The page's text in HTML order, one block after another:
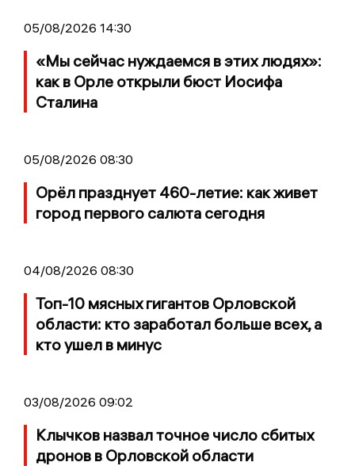
05/08/2026 14:30
«Мы сейчас нуждаемся в этих людях»:
как в Орле открыли бюст Иосифа
Сталина
05/08/2026 08:30
Орёл празднует 460-летие: как живет
город первого салюта сегодня
04/08/2026 08:30
Топ-10 мясных гигантов Орловской
области: кто заработал больше всех, а
кто ушел в минус
03/08/2026 09:02
Клычков назвал точное число сбитых
дронов в Орловской области